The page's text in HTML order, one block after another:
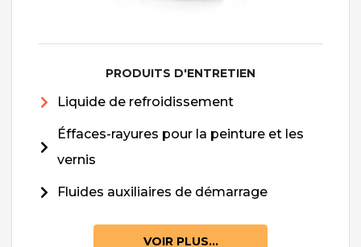
PRODUITS D'ENTRETIEN
Liquide de refroidissement
Éffaces-rayures pour la peinture et les
vernis
Fluides auxiliaires de démarrage
VOIR PLUS...